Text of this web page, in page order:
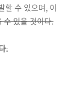
할 수 있으며, 이
수 있을 것이다.
.